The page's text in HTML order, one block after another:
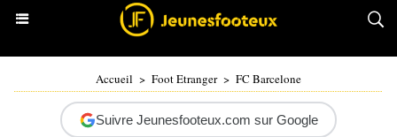
Accueil > Foot Etranger > FC Barcelone
Suivre Jeunesfooteux.com sur Google